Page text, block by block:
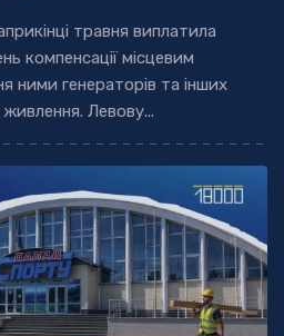
травня виплатила
компенсації місцевим
ними генераторів та інших
Левову...